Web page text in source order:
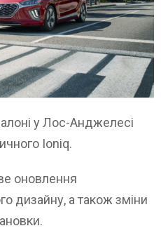
у Лос-Анджелесі
Ioniq.
оновлення
дизайну, а також зміни